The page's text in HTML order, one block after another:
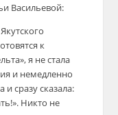
Васильевой:
к
я не стала
и немедленно
сразу сказала:
Никто не